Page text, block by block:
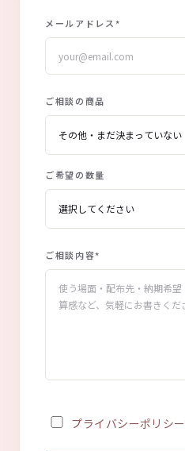
メールアドレス*
ご相談の商品
ご希望の数量
ご相談内容*
プライバシーポリシー